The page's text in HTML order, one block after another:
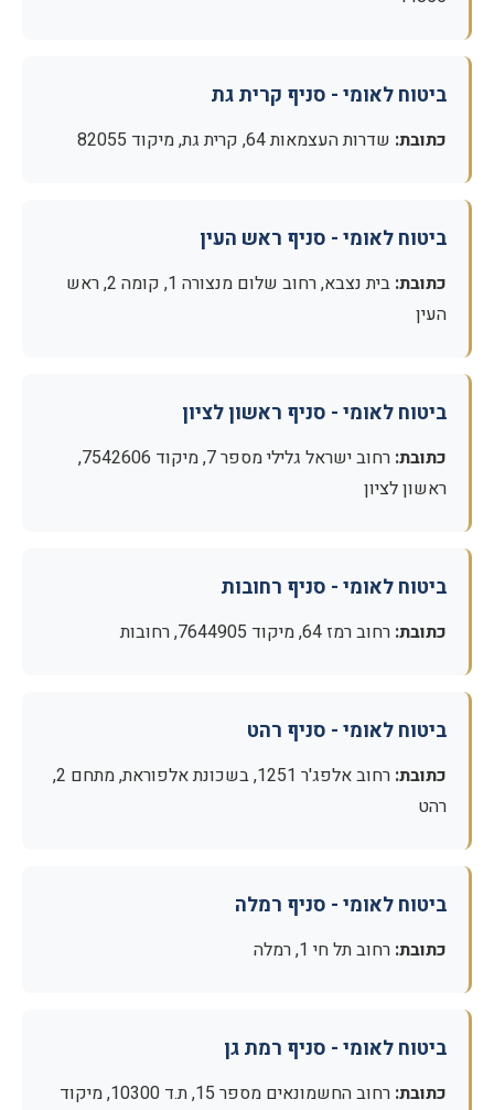
ביטוח לאומי - סניף קרית גת
כתובת: שדרות העצמאות 64, קרית גת, מיקוד 82055
ביטוח לאומי - סניף ראש העין
כתובת:
בית נצבא, רחוב שלום מנצורה 1, קומה 2, ראש
העין
ביטוח לאומי - סניף ראשון לציון
כתובת:
רחוב ישראל גלילי מספר 7, מיקוד 7542606,
ראשון לציון
ביטוח לאומי - סניף רחובות
כתובת: רחוב רמז 64, מיקוד 7644905, רחובות
ביטוח לאומי - סניף רהט
כתובת:
רחוב אלפג'ר 1251, בשכונת אלפוראת, מתחם 2,
רהט
ביטוח לאומי - סניף רמלה
כתובת: רחוב תל חי 1, רמלה
ביטוח לאומי - סניף רמת גן
כתובת:
רחוב החשמונאים מספר 15, ת.ד 10300, מיקוד